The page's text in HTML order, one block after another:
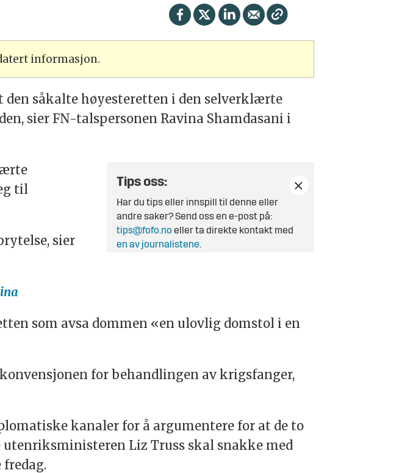
informasjon.
såkalte høyesteretten i den selverklærte
sier FN-talspersonen Ravina Shamdasani i
Tips oss:
Har du tips eller innspill til denne eller
andre saker? Send oss en e-post på:
tips@fofo.no eller ta direkte kontakt med
en av journalistene.
til
sier
som avsa dommen «en ulovlig domstol i en
for behandlingen av krigsfanger,
kanaler for å argumentere for at de to
Liz Truss skal snakke med